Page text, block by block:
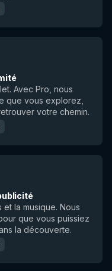
Avec Pro, nous
que vous explorez,
votre chemin.
la musique. Nous
que vous puissiez
la découverte.